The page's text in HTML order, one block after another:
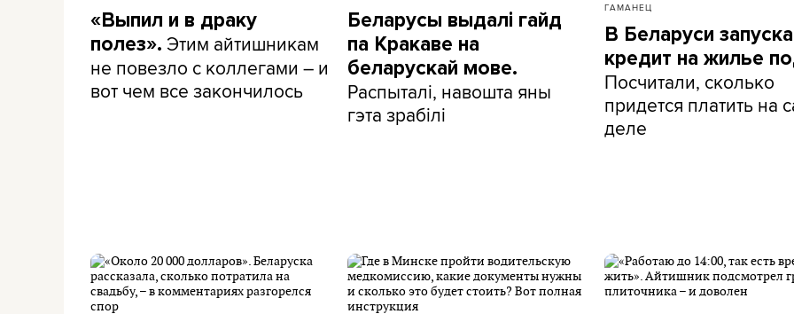
«Выпил и в драку
полез». Этим айтишникам
не повезло с коллегами – и
вот чем все закончилось
Беларусы выдалі гайд
па Кракаве на
беларускай мове.
Распыталі, навошта яны
гэта зрабілі
ГАМАНЕЦ
В Беларуси
кредит на жилье
Посчитали, сколько
придется платить на
деле